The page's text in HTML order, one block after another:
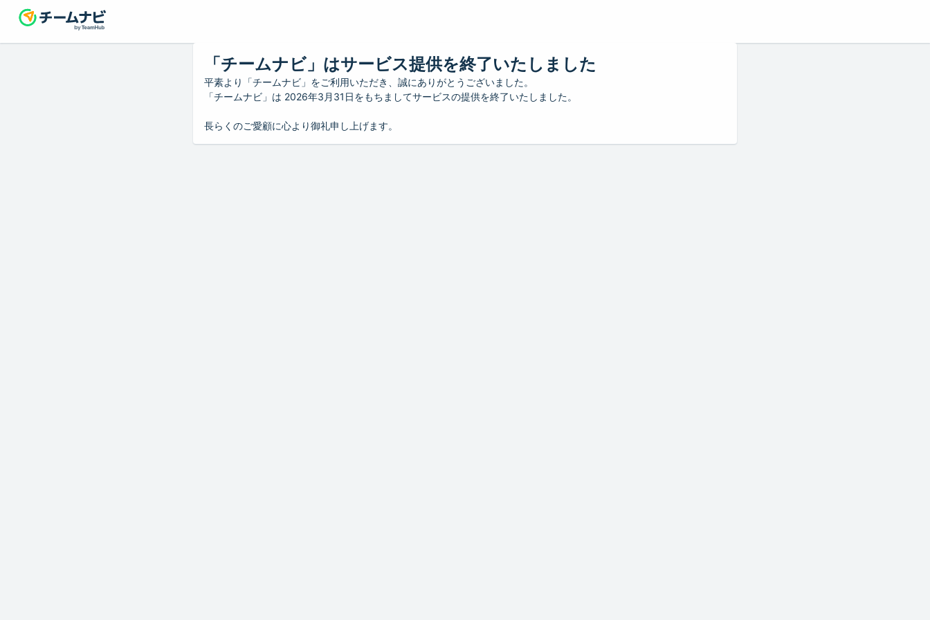
「チームナビ」はサービス提供を終了いたしました
平素より「チームナビ」をご利用いただき、誠にありがとうございました。
「チームナビ」は 2026年3月31日をもちましてサービスの提供を終了いたしました。
長らくのご愛顧に心より御礼申し上げます。